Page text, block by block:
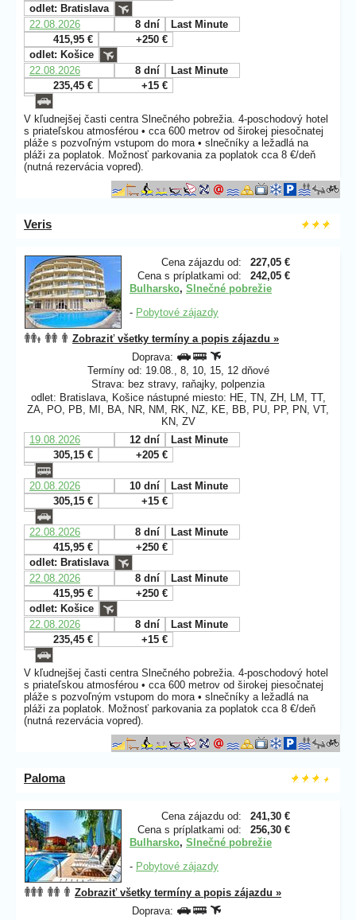
odlet: Bratislava
22.08.2026
8 dní
Last Minute
415,95 €
+250 €
odlet: Košice
22.08.2026
8 dní
Last Minute
235,45 €
+15 €
V kľudnejšej časti centra Slnečného pobrežia. 4-poschodový hotel
s priateľskou atmosférou • cca 600 metrov od širokej piesočnatej
pláže s pozvoľným vstupom do mora • slnečníky a ležadlá na
pláži za poplatok. Možnosť parkovania za poplatok cca 8 €/deň
(nutná rezervácia vopred).
Veris
Cena zájazdu od:
227,05 €
Cena s príplatkami od:
242,05 €
Bulharsko, Slnečné pobrežie
- Pobytové zájazdy
Zobraziť všetky termíny a popis zájazdu »
Doprava:
Termíny od: 19.08., 8, 10, 15, 12 dňové
Strava: bez stravy, raňajky, polpenzia
odlet: Bratislava, Košice nástupné miesto: HE, TN, ZH, LM, TT,
ZA, PO, PB, MI, BA, NR, NM, RK, NZ, KE, BB, PU, PP, PN, VT,
KN, ZV
19.08.2026
12 dní
Last Minute
305,15 €
+205 €
20.08.2026 10 dní
Last Minute
305,15 €
+15 €
22.08.2026 8 dní
Last Minute
415,95 €
+250 €
odlet: Bratislava
22.08.2026
8 dní
Last Minute
415,95 €
+250 €
odlet: Košice
22.08.2026
8 dní
Last Minute
235,45 €
+15 €
V kľudnejšej časti centra Slnečného pobrežia. 4-poschodový hotel
s priateľskou atmosférou • cca 600 metrov od širokej piesočnatej
pláže s pozvoľným vstupom do mora • slnečníky a ležadlá na
pláži za poplatok. Možnosť parkovania za poplatok cca 8 €/deň
(nutná rezervácia vopred).
Paloma
Cena zájazdu od:
241,30 €
Cena s príplatkami od:
256,30 €
Bulharsko, Slnečné pobrežie
- Pobytové zájazdy
Zobraziť všetky termíny a popis zájazdu »
Doprava: